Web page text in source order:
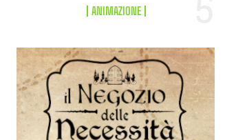
ANIMAZIONE